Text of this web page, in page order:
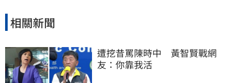
相關新聞
遭挖昔罵陳時中　黃智賢戰網
友：你靠我活